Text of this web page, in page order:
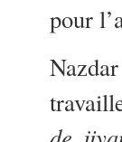
pour